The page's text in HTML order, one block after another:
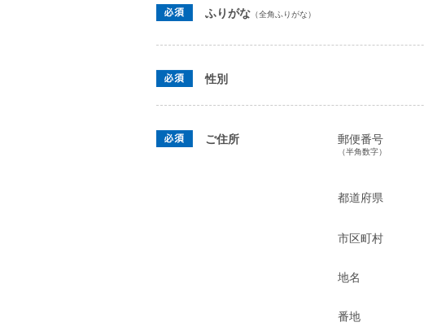
ふりがな （全角ふりがな）
性別
ご住所 郵便番号
（半角数字）
都道府県
市区町村
地名
番地